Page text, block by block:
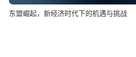
东盟崛起，新经济时代下的机遇与挑战